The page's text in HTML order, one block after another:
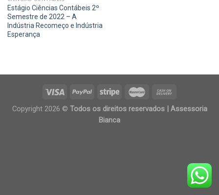
Estágio Ciências Contábeis 2º
Semestre de 2022 – A
Indústria Recomeço e Indústria
Esperança
Copyright 2026 © Todos os direitos reservados | Assessoria
Bianca